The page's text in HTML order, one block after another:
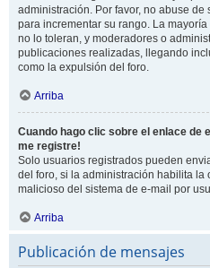
administración. Por favor, no abuse
para incrementar su rango. La
no lo toleran, y moderadores o
publicaciones realizadas, llegando
como la expulsión del foro.
Arriba
Cuando hago clic sobre el enlace de
me registre!
Solo usuarios registrados pueden
del foro, si la administración habilita la
malicioso del sistema de e-mail por
Arriba
Publicación de mensajes